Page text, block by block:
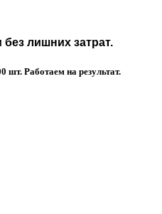
лишних затрат.
Работаем на результат.